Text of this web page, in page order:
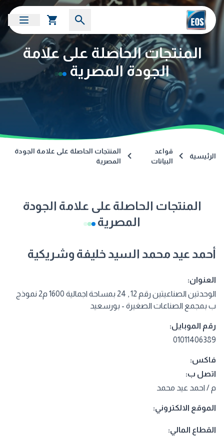
المنتجات الحاصلة على علامة
الجودة المصرية
الرئيسية
قواعد
البيانات
المنتجات الحاصلة على علامة الجودة
المصرية
المنتجات الحاصلة على علامة الجودة
المصرية
أحمد عيد محمد السيد خليفة وشريكية
العنوان:
الوحدتين الصناعيتين رقم 12 , 24 بمساحة اجمالية 1600 م2 نموذج
ب بمجمع الصناعات الصغيرة - بورسعيد
رقم الموبايل:
01011406389
فاكس:
اتصل ب:
م / احمد عيد محمد
الموقع الالكتروني:
القطاع المالي: